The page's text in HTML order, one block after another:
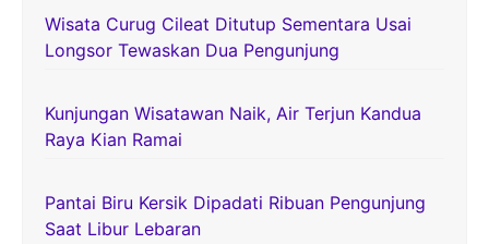
Wisata Curug Cileat Ditutup Sementara Usai
Longsor Tewaskan Dua Pengunjung
Kunjungan Wisatawan Naik, Air Terjun Kandua
Raya Kian Ramai
Pantai Biru Kersik Dipadati Ribuan Pengunjung
Saat Libur Lebaran